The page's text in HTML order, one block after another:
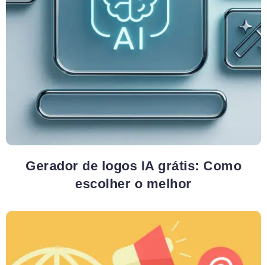
Gerador de logos IA grátis: Como
escolher o melhor